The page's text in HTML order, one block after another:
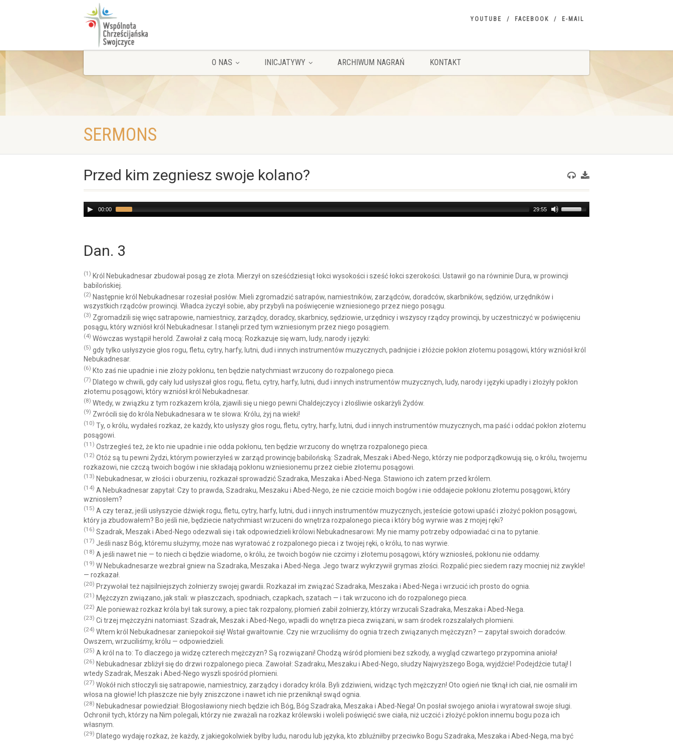
YOUTUBE FACEBOOK E-MAIL
O NAS INICJATYWY ARCHIWUM NAGRAŃ KONTAKT
SERMONS
Przed kim zegniesz swoje kolano?
Audio
Player
00:00 29:55
Use
Up/Down
decrease
volume.
Dan. 3
(1) Król Nebukadnesar zbudował posąg ze złota. Mierzył on sześćdziesiąt łokci wysokości i sześć łokci szerokości. Ustawił go na równinie Dura, w prowincji
babilońskiej.
(2) Następnie król Nebukadnesar rozesłał posłów. Mieli zgromadzić satrapów, namiestników, zarządców, doradców, skarbników, sędziów, urzędników i
wszystkich rządców prowincji. Władca życzył sobie, aby przybyli na poświęcenie wzniesionego przez niego posągu.
(3) Zgromadzili się więc satrapowie, namiestnicy, zarządcy, doradcy, skarbnicy, sędziowie, urzędnicy i wszyscy rządcy prowincji, by uczestniczyć w poświęceniu
posągu, który wzniósł król Nebukadnesar. I stanęli przed tym wzniesionym przez niego posągiem.
(4) Wówczas wystąpił herold. Zawołał z całą mocą: Rozkazuje się wam, ludy, narody i języki:
(5) gdy tylko usłyszycie głos rogu, fletu, cytry, harfy, lutni, dud i innych instrumentów muzycznych, padnijcie i złóżcie pokłon złotemu posągowi, który wzniósł król
Nebukadnesar.
(6) Kto zaś nie upadnie i nie złoży pokłonu, ten będzie natychmiast wrzucony do rozpalonego pieca.
(7) Dlatego w chwili, gdy cały lud usłyszał głos rogu, fletu, cytry, harfy, lutni, dud i innych instrumentów muzycznych, ludy, narody i języki upadły i złożyły pokłon
złotemu posągowi, który wzniósł król Nebukadnesar.
(8) Wtedy, w związku z tym rozkazem króla, zjawili się u niego pewni Chaldejczycy i złośliwie oskarżyli Żydów.
(9) Zwrócili się do króla Nebukadnesara w te słowa: Królu, żyj na wieki!
(10) Ty, o królu, wydałeś rozkaz, że każdy, kto usłyszy głos rogu, fletu, cytry, harfy, lutni, dud i innych instrumentów muzycznych, ma paść i oddać pokłon złotemu
posągowi.
(11) Ostrzegłeś też, że kto nie upadnie i nie odda pokłonu, ten będzie wrzucony do wnętrza rozpalonego pieca.
(12) Otóż są tu pewni Żydzi, którym powierzyłeś w zarząd prowincję babilońską: Szadrak, Meszak i Abed-Nego, którzy nie podporządkowują się, o królu, twojemu
rozkazowi, nie czczą twoich bogów i nie składają pokłonu wzniesionemu przez ciebie złotemu posągowi.
(13) Nebukadnesar, w złości i oburzeniu, rozkazał sprowadzić Szadraka, Meszaka i Abed-Nega. Stawiono ich zatem przed królem.
(14) A Nebukadnesar zapytał: Czy to prawda, Szadraku, Meszaku i Abed-Nego, że nie czcicie moich bogów i nie oddajecie pokłonu złotemu posągowi, który
wzniosłem?
(15) A czy teraz, jeśli usłyszycie dźwięk rogu, fletu, cytry, harfy, lutni, dud i innych instrumentów muzycznych, jesteście gotowi upaść i złożyć pokłon posągowi,
który ja zbudowałem? Bo jeśli nie, będziecie natychmiast wrzuceni do wnętrza rozpalonego pieca i który bóg wyrwie was z mojej ręki?
(16) Szadrak, Meszak i Abed-Nego odezwali się i tak odpowiedzieli królowi Nebukadnesarowi: My nie mamy potrzeby odpowiadać ci na to pytanie.
(17) Jeśli nasz Bóg, któremu służymy, może nas wyratować z rozpalonego pieca i z twojej ręki, o królu, to nas wyrwie.
(18) A jeśli nawet nie — to niech ci będzie wiadome, o królu, że twoich bogów nie czcimy i złotemu posągowi, który wzniosłeś, pokłonu nie oddamy.
(19) W Nebukadnesarze wezbrał gniew na Szadraka, Meszaka i Abed-Nega. Jego twarz wykrzywił grymas złości. Rozpalić piec siedem razy mocniej niż zwykle!
— rozkazał.
(20) Przywołał też najsilniejszych żołnierzy swojej gwardii. Rozkazał im związać Szadraka, Meszaka i Abed-Nega i wrzucić ich prosto do ognia.
(21) Mężczyzn związano, jak stali: w płaszczach, spodniach, czapkach, szatach — i tak wrzucono ich do rozpalonego pieca.
(22) Ale ponieważ rozkaz króla był tak surowy, a piec tak rozpalony, płomień zabił żołnierzy, którzy wrzucali Szadraka, Meszaka i Abed-Nega.
(23) Ci trzej mężczyźni natomiast: Szadrak, Meszak i Abed-Nego, wpadli do wnętrza pieca związani, w sam środek rozszalałych płomieni.
(24) Wtem król Nebukadnesar zaniepokoił się! Wstał gwałtownie. Czy nie wrzuciliśmy do ognia trzech związanych mężczyzn? — zapytał swoich doradców.
Owszem, wrzuciliśmy, królu — odpowiedzieli.
(25) A król na to: To dlaczego ja widzę czterech mężczyzn? Są rozwiązani! Chodzą wśród płomieni bez szkody, a wygląd czwartego przypomina anioła!
(26) Nebukadnesar zbliżył się do drzwi rozpalonego pieca. Zawołał: Szadraku, Meszaku i Abed-Nego, słudzy Najwyższego Boga, wyjdźcie! Podejdźcie tutaj! I
wtedy Szadrak, Meszak i Abed-Nego wyszli spośród płomieni.
(27) Wokół nich stłoczyli się satrapowie, namiestnicy, zarządcy i doradcy króla. Byli zdziwieni, widząc tych mężczyzn! Oto ogień nie tknął ich ciał, nie osmalił im
włosa na głowie! Ich płaszcze nie były zniszczone i nawet ich nie przeniknął swąd ognia.
(28) Nebukadnesar powiedział: Błogosławiony niech będzie ich Bóg, Bóg Szadraka, Meszaka i Abed-Nega! On posłał swojego anioła i wyratował swoje sługi.
Ochronił tych, którzy na Nim polegali, którzy nie zważali na rozkaz królewski i woleli poświęcić swe ciała, niż uczcić i złożyć pokłon innemu bogu poza ich
własnym.
(29) Dlatego wydaję rozkaz, że każdy, z jakiegokolwiek byłby ludu, narodu lub języka, kto zbluźniłby przeciwko Bogu Szadraka, Meszaka i Abed-Nega, ma być